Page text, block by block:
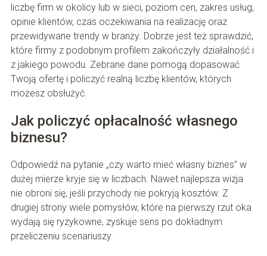
liczbę firm w okolicy lub w sieci, poziom cen, zakres usług,
opinie klientów, czas oczekiwania na realizację oraz
przewidywane trendy w branży. Dobrze jest też sprawdzić,
które firmy z podobnym profilem zakończyły działalność i
z jakiego powodu. Zebrane dane pomogą dopasować
Twoją ofertę i policzyć realną liczbę klientów, których
możesz obsłużyć.
Jak policzyć opłacalność własnego
biznesu?
Odpowiedź na pytanie „czy warto mieć własny biznes” w
dużej mierze kryje się w liczbach. Nawet najlepsza wizja
nie obroni się, jeśli przychody nie pokryją kosztów. Z
drugiej strony wiele pomysłów, które na pierwszy rzut oka
wydają się ryzykowne, zyskuje sens po dokładnym
przeliczeniu scenariuszy.